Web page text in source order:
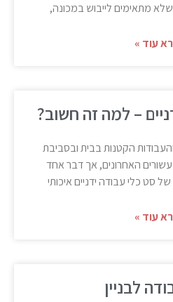
מתאימים לייבוש במכונה,
»
– למה זה חשוב?
הקטנות בבית ובסביבת
האחרונים, אך דבר אחד
כלי עבודה ידניים איכותי
»
לבניין